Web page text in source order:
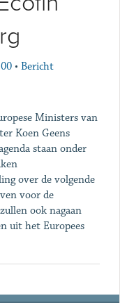
• Bericht
Ministers van
Koen Geens
staan onder
over de volgende
voor de
ook nagaan
uit het Europees